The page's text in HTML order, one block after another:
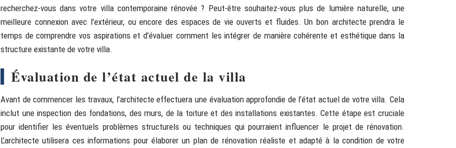
recherchez-vous dans votre villa contemporaine rénovée ? Peut-être souhaitez-vous plus de lumière naturelle, une
meilleure connexion avec l’extérieur, ou encore des espaces de vie ouverts et fluides. Un bon architecte prendra le
temps de comprendre vos aspirations et d’évaluer comment les intégrer de manière cohérente et esthétique dans la
structure existante de votre villa.
Évaluation de l’état actuel de la villa
Avant de commencer les travaux, l’architecte effectuera une évaluation approfondie de l’état actuel de votre villa. Cela
inclut une inspection des fondations, des murs, de la toiture et des installations existantes. Cette étape est cruciale
pour identifier les éventuels problèmes structurels ou techniques qui pourraient influencer le projet de rénovation.
L’architecte utilisera ces informations pour élaborer un plan de rénovation réaliste et adapté à la condition de votre